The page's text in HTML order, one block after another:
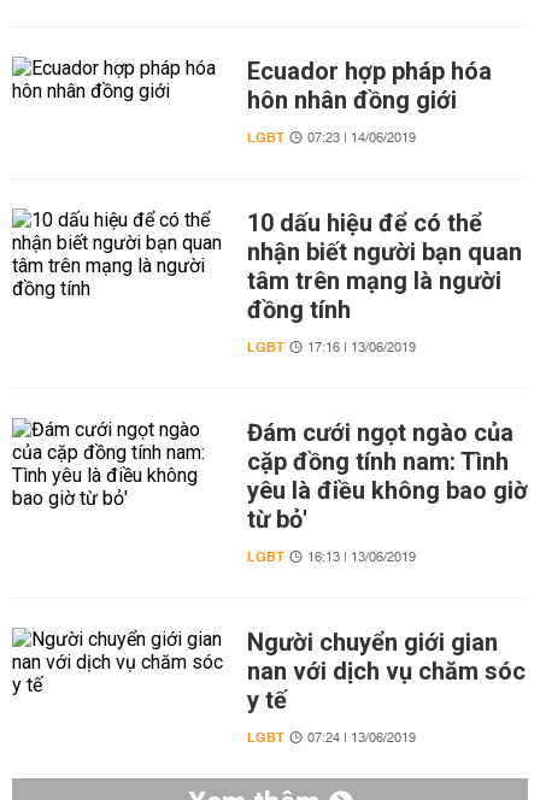
Ecuador hợp pháp hóa
hôn nhân đồng giới
LGBT 07:23 | 14/06/2019
10 dấu hiệu để có thể
nhận biết người bạn quan
tâm trên mạng là người
đồng tính
LGBT 17:16 | 13/06/2019
Đám cưới ngọt ngào của
cặp đồng tính nam: Tình
yêu là điều không bao giờ
từ bỏ'
LGBT 16:13 | 13/06/2019
Người chuyển giới gian
nan với dịch vụ chăm sóc
y tế
LGBT 07:24 | 13/06/2019